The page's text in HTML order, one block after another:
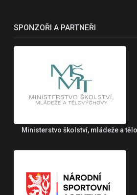
SPONZOŘI A PARTNEŘI
Ministerstvo školství, mládeže a